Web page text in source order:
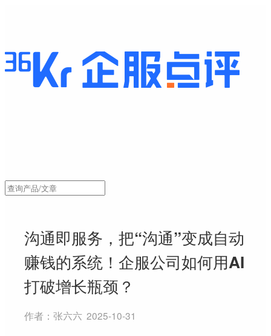
沟通即服务，把“沟通”变成自动
赚钱的系统！企服公司如何用AI
打破增长瓶颈？
作者：张六六 2025-10-31